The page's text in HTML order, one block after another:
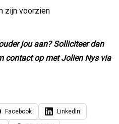
zijn voorzien
jou aan? Solliciteer dan
contact op met Jolien Nys via
Facebook LinkedIn